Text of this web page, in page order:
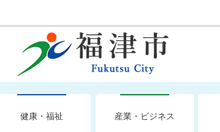
健康・福祉 産業・ビジネス